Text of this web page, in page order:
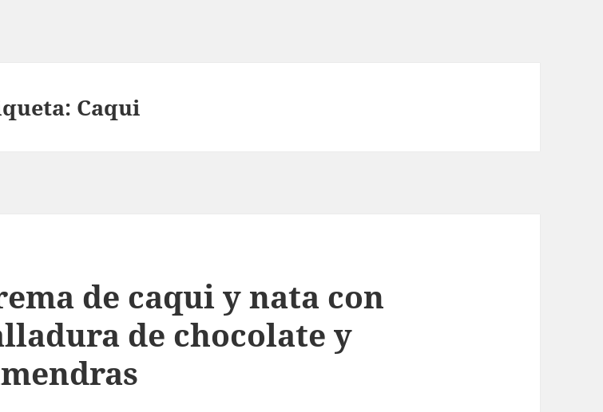
Caqui
de caqui y nata con
de chocolate y